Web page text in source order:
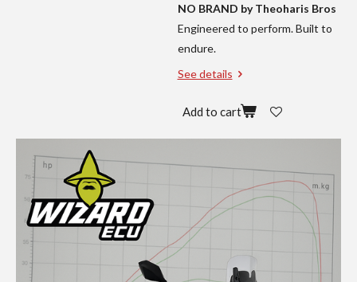
NO BRAND by Theoharis Bros
Engineered to perform. Built to
endure.
See details
Add to cart